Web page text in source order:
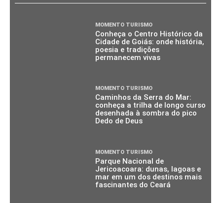
MOMENTO TURISMO
Conheça o Centro Histórico da
Cidade de Goiás: onde história,
poesia e tradições
permanecem vivas
MOMENTO TURISMO
Caminhos da Serra do Mar:
conheça a trilha de longo curso
desenhada à sombra do pico
Dedo de Deus
MOMENTO TURISMO
Parque Nacional de
Jericoacoara: dunas, lagoas e
mar em um dos destinos mais
fascinantes do Ceará